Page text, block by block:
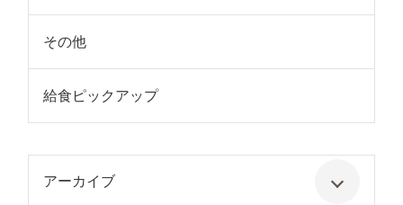
その他
給食ピックアップ
アーカイブ